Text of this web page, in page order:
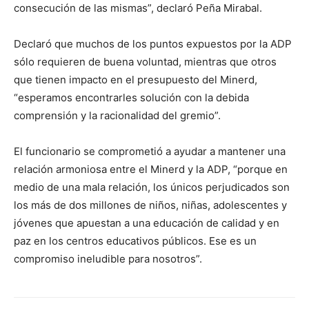
consecución de las mismas”, declaró Peña Mirabal.
Declaró que muchos de los puntos expuestos por la ADP
sólo requieren de buena voluntad, mientras que otros
que tienen impacto en el presupuesto del Minerd,
“esperamos encontrarles solución con la debida
comprensión y la racionalidad del gremio”.
El funcionario se comprometió a ayudar a mantener una
relación armoniosa entre el Minerd y la ADP, “porque en
medio de una mala relación, los únicos perjudicados son
los más de dos millones de niños, niñas, adolescentes y
jóvenes que apuestan a una educación de calidad y en
paz en los centros educativos públicos. Ese es un
compromiso ineludible para nosotros”.